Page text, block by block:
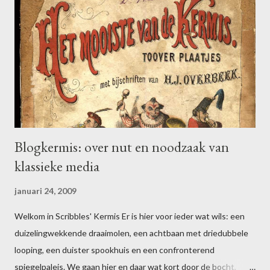
e
p
o
n
Blogkermis: over nut en noodzaak van
klassieke media
januari 24, 2009
Welkom in Scribbles' Kermis Er is hier voor ieder wat wils: een
duizelingwekkende draaimolen, een achtbaan met driedubbele
looping, een duister spookhuis en een confronterend
spiegelpaleis. We gaan hier en daar wat kort door de bocht,